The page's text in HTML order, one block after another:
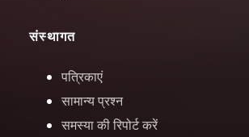
संस्थागत
पत्रिकाएं
सामान्य प्रश्न
समस्या की रिपोर्ट करें